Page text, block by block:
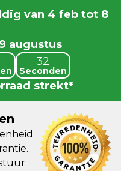
van 4 feb tot 8
augustus
29
Seconden
strekt*